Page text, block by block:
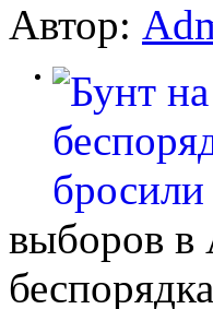
Автор:
0
выборов в